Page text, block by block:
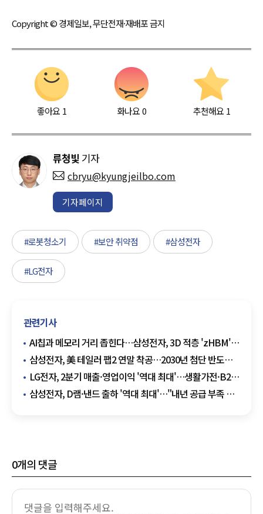
Copyright © 경제일보, 무단전재·재배포 금지
좋아요 1 화나요0 추천해요 1
류청빛 기자
cbryu@kyungjeilbo.com
기자페이지
#로봇청소기 #보안 취약점 #삼성전자
#LG전자
관련기사
AI칩과 메모리 거리 좁힌다…삼성전자, 3D 적층 'zHBM'
첫 공개
삼성전자, 美 테일러 팹2 연말 착공…2030년 첨단 반도체
양산 목표
LG전자, 2분기 매출·영업이익 '역대 최대'…생활가전·B2B
성장 견인
삼성전자, D램·낸드 출하 '역대 최대'…"내년 공급 부족 더
0개의 댓글